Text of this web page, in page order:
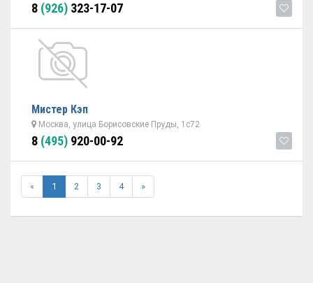
8 (926) 323-17-07
Мистер Кэп
Москва, улица Борисовские Пруды, 1с72
8 (495) 920-00-92
« 1 2 3 4 »